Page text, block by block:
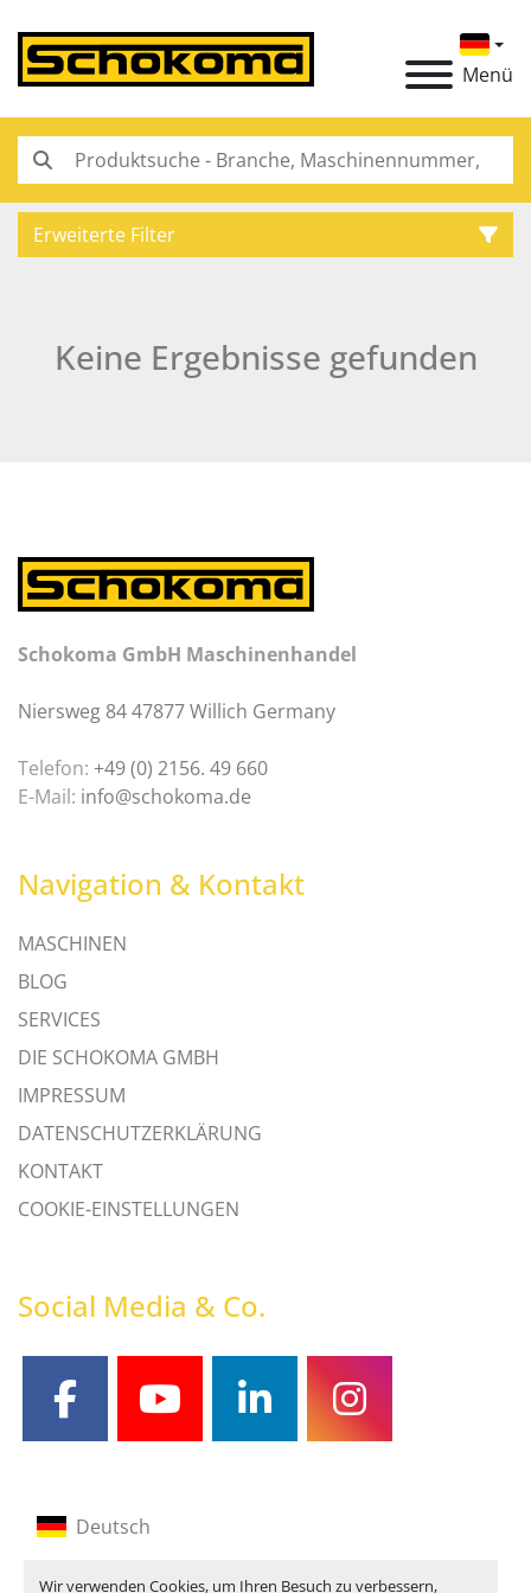
Wir verwenden Cookies, um Ihren Besuch zu verbessern,
Menü
Erweiterte Filter
Keine Ergebnisse gefunden
Schokoma GmbH Maschinenhandel
Niersweg 84 47877 Willich Germany
Telefon: +49 (0) 2156. 49 660
E-Mail: info@schokoma.de
Navigation & Kontakt
MASCHINEN
BLOG
SERVICES
DIE SCHOKOMA GMBH
IMPRESSUM
DATENSCHUTZERKLÄRUNG
KONTAKT
COOKIE-EINSTELLUNGEN
Social Media & Co.
facebookyoutubelinkedininstagram
Deutsch
Englisch